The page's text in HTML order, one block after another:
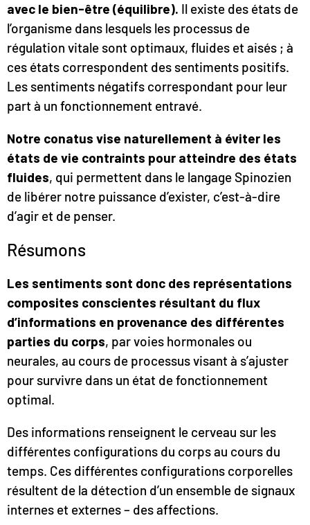
avec le bien-être (équilibre). Il existe des états de
l’organisme dans lesquels les processus de
régulation vitale sont optimaux, fluides et aisés ; à
ces états correspondent des sentiments positifs.
Les sentiments négatifs correspondant pour leur
part à un fonctionnement entravé.
Notre conatus vise naturellement à éviter les
états de vie contraints pour atteindre des états
fluides, qui permettent dans le langage Spinozien
de libérer notre puissance d’exister, c’est-à-dire
d’agir et de penser.
Résumons
Les sentiments sont donc des représentations
composites conscientes résultant du flux
d’informations en provenance des différentes
parties du corps, par voies hormonales ou
neurales, au cours de processus visant à s’ajuster
pour survivre dans un état de fonctionnement
optimal.
Des informations renseignent le cerveau sur les
différentes configurations du corps au cours du
temps. Ces différentes configurations corporelles
résultent de la détection d’un ensemble de signaux
internes et externes – des affections.